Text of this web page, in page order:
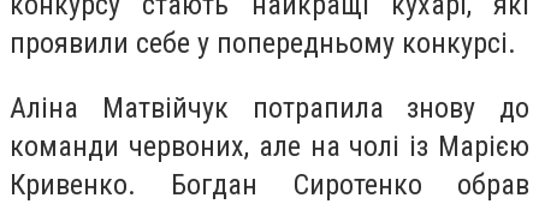
проявили себе у попередньому конкурсі.
Аліна Матвійчук потрапила знову до
команди червоних, але на чолі із Марією
Кривенко. Богдан Сиротенко обрав